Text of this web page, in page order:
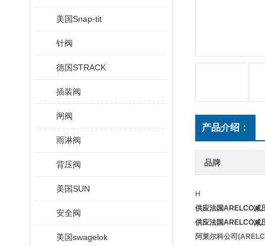
美国Snap-tit
针阀
德国STRACK
插装阀
闸阀
雨淋阀
背压阀
美国SUN
安全阀
美国swagelok
产品介绍：
品牌
H
供应法国ARELCO减
供应法国ARELCO减
阿莱尔科公司